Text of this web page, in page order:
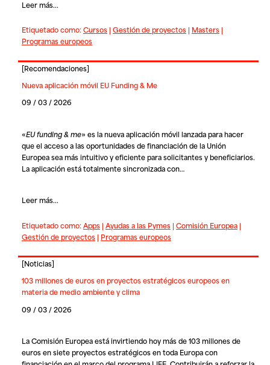
Leer más...
Etiquetado como:Cursos| Gestión de proyectos| Masters|
Programas europeos
[Recomendaciones]
Nueva aplicación móvil EU Funding & Me
09 / 03 / 2026
«EU funding & me» es la nueva aplicación móvil lanzada para hacer
que el acceso a las oportunidades de financiación de la Unión
Europea sea más intuitivo y eficiente para solicitantes y beneficiarios.
La aplicación está totalmente sincronizada con…
Leer más...
Etiquetado como:Apps| Ayudas a las Pymes| Comisión Europea|
Gestión de proyectos| Programas europeos
[Noticias]
103 millones de euros en proyectos estratégicos europeos en
materia de medio ambiente y clima
09 / 03 / 2026
La Comisión Europea está invirtiendo hoy más de 103 millones de
euros en siete proyectos estratégicos en toda Europa con